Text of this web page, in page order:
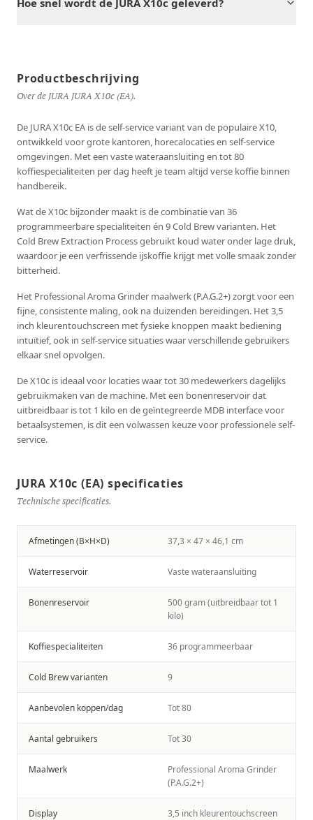
Hoe snel wordt de JURA X10c geleverd?
Productbeschrijving
Over de JURA JURA X10c (EA).
De JURA X10c EA is de self-service variant van de populaire X10,
ontwikkeld voor grote kantoren, horecalocaties en self-service
omgevingen. Met een vaste wateraansluiting en tot 80
koffiespecialiteiten per dag heeft je team altijd verse koffie binnen
handbereik.
Wat de X10c bijzonder maakt is de combinatie van 36
programmeerbare specialiteiten én 9 Cold Brew varianten. Het
Cold Brew Extraction Process gebruikt koud water onder lage druk,
waardoor je een verfrissende ijskoffie krijgt met volle smaak zonder
bitterheid.
Het Professional Aroma Grinder maalwerk (P.A.G.2+) zorgt voor een
fijne, consistente maling, ook na duizenden bereidingen. Het 3,5
inch kleurentouchscreen met fysieke knoppen maakt bediening
intuïtief, ook in self-service situaties waar verschillende gebruikers
elkaar snel opvolgen.
De X10c is ideaal voor locaties waar tot 30 medewerkers dagelijks
gebruikmaken van de machine. Met een bonenreservoir dat
uitbreidbaar is tot 1 kilo en de geïntegreerde MDB interface voor
betaalsystemen, is dit een volwassen keuze voor professionele self-
service.
JURA X10c (EA) specificaties
Technische specificaties.
Afmetingen (B×H×D) 37,3 × 47 × 46,1 cm
Waterreservoir Vaste wateraansluiting
Bonenreservoir
500 gram (uitbreidbaar tot 1
kilo)
Koffiespecialiteiten 36 programmeerbaar
Cold Brew varianten 9
Aanbevolen koppen/dag Tot 80
Aantal gebruikers Tot 30
Maalwerk
Professional Aroma Grinder
(P.A.G.2+)
Display
3,5 inch kleurentouchscreen